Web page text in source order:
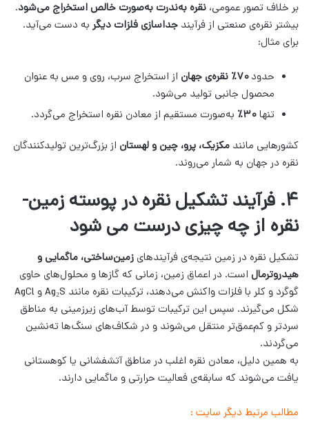
بر خلاف تصور عمومی، نقره به‌ندرت به‌صورت خالص استخراج می‌شود.
بیشتر نقره‌ی صنعتی از فرآیند جداسازی فلزات دیگر به دست می‌آید.
برای مثال:
حدود۷۰٪ نقره‌ی جهان
از استخراج سرب، روی و مس به عنوان
محصول جانبی تولید می‌شود.
تنها۳۰٪
به‌صورت مستقیم از معادن نقره استخراج می‌گردد.
کشورهایی مانند مکزیک، پرو، چین و لهستان از بزرگ‌ترین تولیدکنندگان
نقره در جهان به شمار می‌روند.
۴. فرآیند تشکیل نقره در پوسته زمین-
نقره از چه چیزی درست می شود
تشکیل نقره در زمین نتیجه‌ی فرآیندهای زمین‌ساختی، ماگمایی و
هیدروترمال است. در اعماق زمین، زمانی که گازها و محلول‌های حاوی
گوگرد و کلر با فلزات واکنش می‌دهند، ترکیبات نقره مانند Ag₂S و AgCl
شکل می‌گیرند. سپس این ترکیبات توسط آب‌های زیرزمینی به مناطق
سردتر و کم‌عمق‌تر منتقل می‌شوند و در شکاف‌های سنگ‌ها ته‌نشین
می‌گردند.
به همین دلیل، معادن نقره اغلب در مناطق آتشفشانی یا کوهستانی
یافت می‌شوند که سابقه‌ی فعالیت حرارتی و ماگمایی دارند.
مطالب مرتبط دیگر سایت :